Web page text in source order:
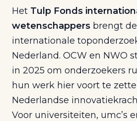
Het Tulp Fonds
wetenschappers brengt
internationale
Nederland. OCW en NWO
in 2025 om onderzoekers
hun werk hier voort te
Nederlandse
Voor universiteiten, umc’s